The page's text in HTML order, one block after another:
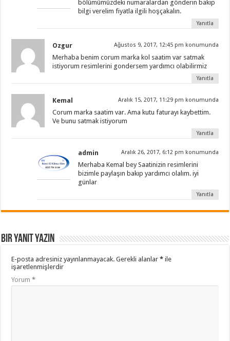
bölümümüzdeki numaralardan gönderin bakıp
bilgi verelim fiyatla ilgili hoşçakalın.
Yanıtla
Ozgur Ağustos 9, 2017, 12:45 pm konumunda
Merhaba benim corum marka kol saatim var satmak
istiyorum resimlerini gondersem yardımcı olabilirmiz
Yanıtla
Kemal Aralık 15, 2017, 11:29 pm konumunda
Corum marka saatim var. Ama kutu faturayı kaybettim.
Ve bunu satmak istiyorum
Yanıtla
admin Aralık 26, 2017, 6:12 pm konumunda
Merhaba Kemal bey Saatinizin resimlerini
bizimle paylaşın bakıp yardımcı olalım. iyi
günlar
Yanıtla
Bir yanıt yazın
E-posta adresiniz yayınlanmayacak. Gerekli alanlar* ile
işaretlenmişlerdir
Yorum*